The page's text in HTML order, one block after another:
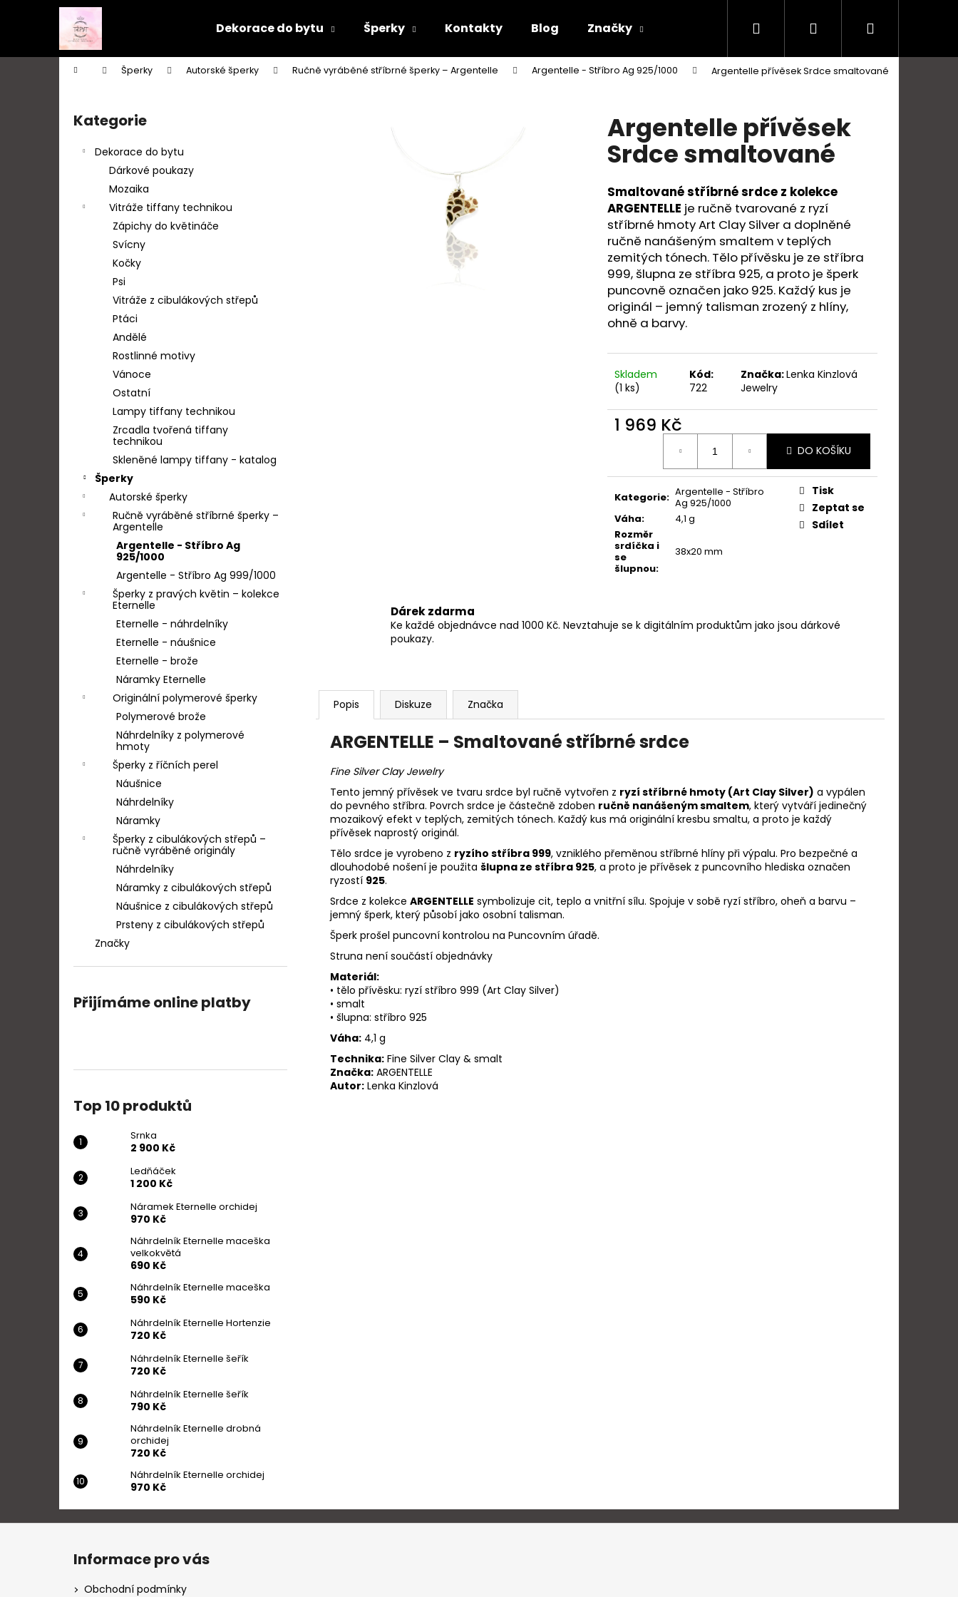
Dekorace do bytu Šperky Kontakty Blog Značky Hledat PřihlášeníNákupní
Domů Šperky Autorské šperky Ručně vyráběné stříbrné šperky – Argentelle Argentelle - Stříbro Ag 925/1000 Argentelle přívěsek Srdce smaltované
Přeskočit
kategorie
Kategorie
Dekorace do bytu
Dárkové poukazy
Mozaika
Vitráže tiffany technikou
Zápichy do květináče
Svícny
Kočky
Psi
Vitráže z cibulákových střepů
Ptáci
Andělé
Rostlinné motivy
Vánoce
Ostatní
Lampy tiffany technikou
Zrcadla tvořená tiffany
technikou
Skleněné lampy tiffany - katalog
Šperky
Autorské šperky
Ručně vyráběné stříbrné šperky –
Argentelle
Argentelle - Stříbro Ag
925/1000
Argentelle - Stříbro Ag 999/1000
Šperky z pravých květin – kolekce
Eternelle
Eternelle - náhrdelníky
Eternelle - náušnice
Eternelle - brože
Náramky Eternelle
Originální polymerové šperky
Polymerové brože
Náhrdelníky z polymerové
hmoty
Šperky z říčních perel
Náušnice
Náhrdelníky
Náramky
Šperky z cibulákových střepů –
ručně vyráběné originály
Náhrdelníky
Náramky z cibulákových střepů
Náušnice z cibulákových střepů
Prsteny z cibulákových střepů
Značky
Přijímáme online platby
Top 10 produktů
Srnka
2 900 Kč
Ledňáček
1 200 Kč
Náramek Eternelle orchidej
970 Kč
Náhrdelník Eternelle maceška
velkokvětá
690 Kč
Náhrdelník Eternelle maceška
590 Kč
Náhrdelník Eternelle Hortenzie
720 Kč
Náhrdelník Eternelle šeřík
720 Kč
Náhrdelník Eternelle šeřík
790 Kč
Náhrdelník Eternelle drobná
orchidej
720 Kč
Náhrdelník Eternelle orchidej
970 Kč
Argentelle přívěsek
Srdce smaltované
Smaltované stříbrné srdce z kolekce
ARGENTELLE je ručně tvarované z ryzí
stříbrné hmoty Art Clay Silver a doplněné
ručně nanášeným smaltem v teplých
zemitých tónech. Tělo přívěsku je ze stříbra
999, šlupna ze stříbra 925, a proto je šperk
puncovně označen jako 925. Každý kus je
originál – jemný talisman zrozený z hlíny,
ohně a barvy.
Skladem
(1 ks)
Kód:
722
Značka:Lenka Kinzlová
Jewelry
1 969 Kč
DO KOŠÍKU
Kategorie: Argentelle - Stříbro
Ag 925/1000
Váha:
4,1 g
Rozměr
srdíčka i
se
šlupnou:
38x20 mm
Tisk
Zeptat se
Sdílet
Dárek zdarma
Ke každé objednávce nad 1000 Kč. Nevztahuje se k digitálním produktům jako jsou dárkové
poukazy.
Popis Diskuze Značka
ARGENTELLE – Smaltované stříbrné srdce
Fine Silver Clay Jewelry
Tento jemný přívěsek ve tvaru srdce byl ručně vytvořen z ryzí stříbrné hmoty (Art Clay Silver) a vypálen
do pevného stříbra. Povrch srdce je částečně zdoben ručně nanášeným smaltem, který vytváří jedinečný
mozaikový efekt v teplých, zemitých tónech. Každý kus má originální kresbu smaltu, a proto je každý
přívěsek naprostý originál.
Tělo srdce je vyrobeno z ryzího stříbra 999, vzniklého přeměnou stříbrné hlíny při výpalu. Pro bezpečné a
dlouhodobé nošení je použita šlupna ze stříbra 925, a proto je přívěsek z puncovního hlediska označen
ryzostí 925.
Srdce z kolekce ARGENTELLE symbolizuje cit, teplo a vnitřní sílu. Spojuje v sobě ryzí stříbro, oheň a barvu –
jemný šperk, který působí jako osobní talisman.
Šperk prošel puncovní kontrolou na Puncovním úřadě.
Struna není součástí objednávky
Materiál:
• tělo přívěsku: ryzí stříbro 999 (Art Clay Silver)
• smalt
• šlupna: stříbro 925
Váha: 4,1 g
Technika: Fine Silver Clay & smalt
Značka: ARGENTELLE
Autor: Lenka Kinzlová
í
Zpět
do
Zpět
do
Co potřebujete najít?
Doporučujeme
Následující
2 900 Kč
NÁRAMEK ETERNELLE ORCHIDEJ
Z
Informace pro vás
Obchodní podmínky